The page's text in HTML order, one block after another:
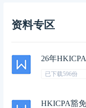
资料专区
26年
已下载596份
HKICPA豁